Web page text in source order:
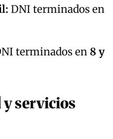
DNI terminados en
terminados en 8 y
servicios